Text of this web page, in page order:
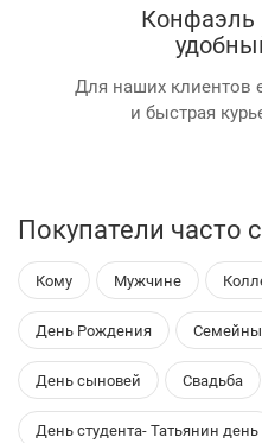
Конфаэль
Для наших клиентов
и быстрая
Покупатели часто
Кому Мужчине
День Рождения
День сыновей Свадьба
День студента- Татьянин день